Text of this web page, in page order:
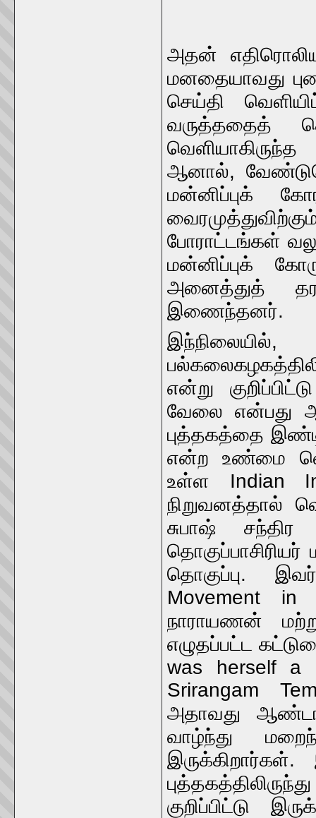
அதன்
மனதையாவது
செய்தி
வருத்ததைத்
ஆனால்,
மன்னிப்புக்
போராட்டங்கள்
மன்னிப்புக்
அனைத்துத்
இணைந்தனர்.
என்று
வேலை என்பது
புத்தகத்தை
என்ற உண்மை
உள்ள Indian
நிறுவனத்தால்
சுபாஷ்
தொகுப்பு. இவர்
Movement
நாராயணன்
எழுதப்பட்ட
was herself a
Srirangam
அதாவது
வாழ்ந்து
குறிப்பிட்டு